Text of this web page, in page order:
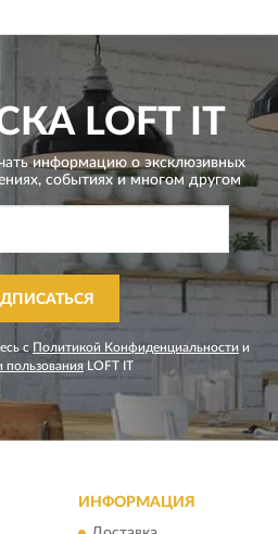
LOFT IT
информацию о эксклюзивных
событиях и многом другом
с Политикой Конфиденциальности и
пользования LOFT IT
ИНФОРМАЦИЯ